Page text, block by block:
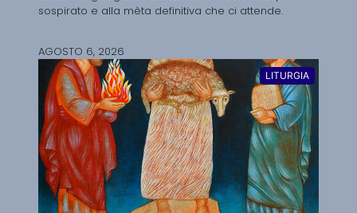
sospirato e alla mèta definitiva che ci attende.
AGOSTO 6, 2026
LITURGIA